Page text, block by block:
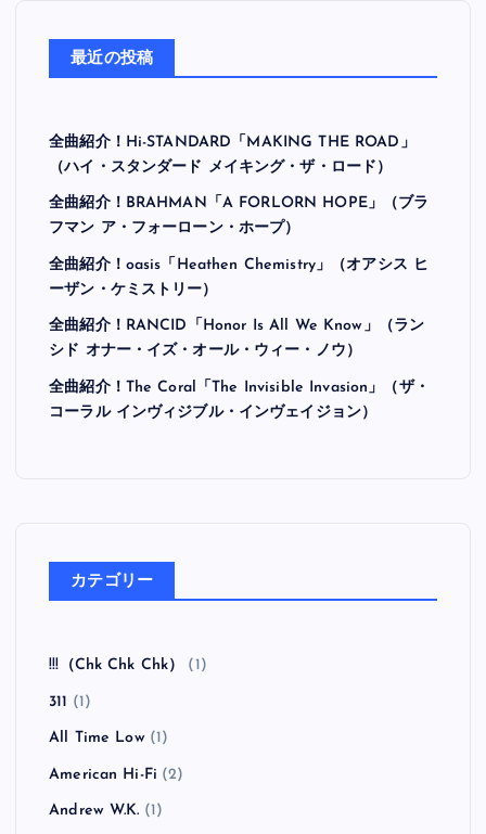
最近の投稿
全曲紹介！Hi-STANDARD「MAKING THE ROAD」
（ハイ・スタンダード メイキング・ザ・ロード）
全曲紹介！BRAHMAN「A FORLORN HOPE」（ブラ
フマン ア・フォーローン・ホープ）
全曲紹介！oasis「Heathen Chemistry」（オアシス ヒ
ーザン・ケミストリー）
全曲紹介！RANCID「Honor Is All We Know」（ラン
シド オナー・イズ・オール・ウィー・ノウ）
全曲紹介！The Coral「The Invisible Invasion」（ザ・
コーラル インヴィジブル・インヴェイジョン）
カテゴリー
!!!（Chk Chk Chk） (1)
311 (1)
All Time Low(1)
American Hi-Fi (2)
Andrew W.K. (1)